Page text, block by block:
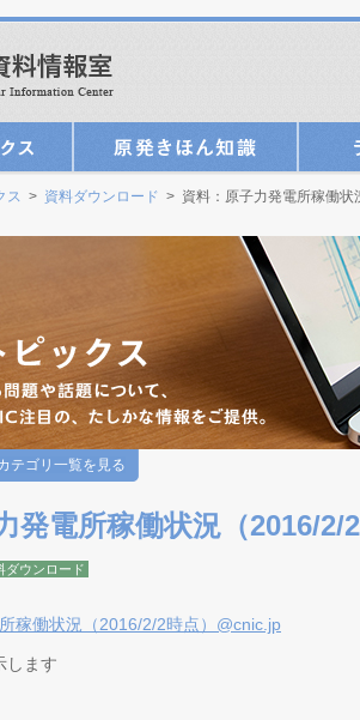
ス > 資料ダウンロード > 資料：原子力発電所稼働状
テゴリ一覧を見る
発電所稼働状況（2016/2/
ダウンロード
稼働状況（2016/2/2時点）@cnic.jp
します